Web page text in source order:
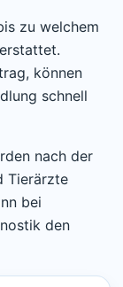
zu welchem
können
schnell
nach der
Tierärzte
bei
den